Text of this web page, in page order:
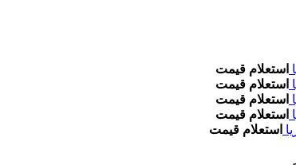
استعلام قیمت
استعلام قیمت
استعلام قیمت
استعلام قیمت
استعلام قیمت